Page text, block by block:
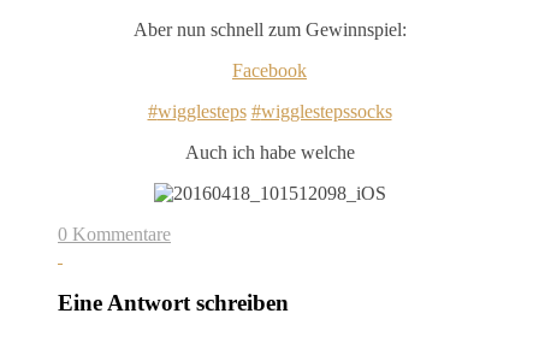
Aber nun schnell zum Gewinnspiel:
Facebook
‪#‎wigglesteps‬ ‪#‎wigglestepssocks‬
Auch ich habe welche
0 Kommentare
Eine Antwort schreiben